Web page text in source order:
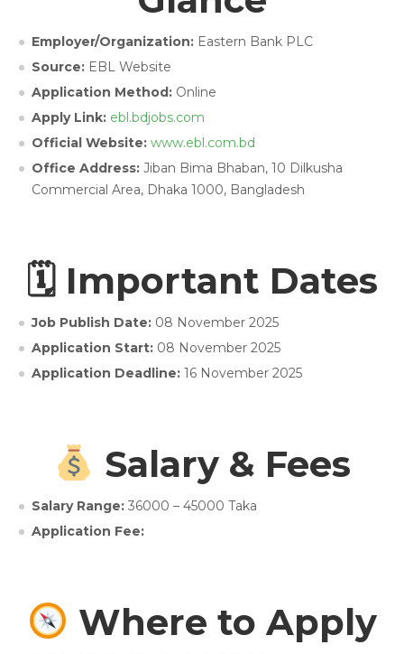
Employer/Organization: Eastern Bank PLC
Source: EBL Website
Application Method: Online
Apply Link: ebl.bdjobs.com
Official Website: www.ebl.com.bd
Office Address: Jiban Bima Bhaban, 10 Dilkusha
Commercial Area, Dhaka 1000, Bangladesh
🗓 Important Dates
Job Publish Date: 08 November 2025
Application Start: 08 November 2025
Application Deadline: 16 November 2025
Salary & Fees
Salary Range: 36000 – 45000 Taka
Application Fee:
Where to Apply